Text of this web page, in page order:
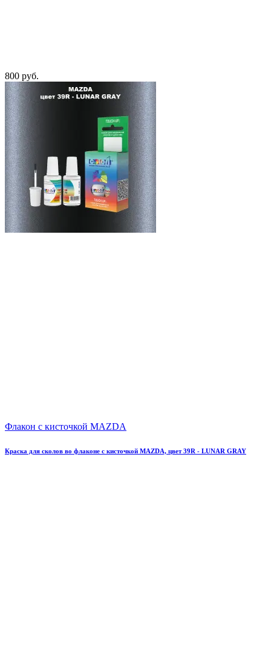
800 руб.
Флакон с кисточкой MAZDA
Краска для сколов во флаконе с кисточкой MAZDA, цвет 39R - LUNAR GRAY